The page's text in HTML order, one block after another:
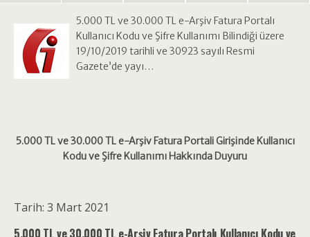
5.000 TL ve 30.000 TL e-Arşiv Fatura Portalı
Kullanıcı Kodu ve Şifre Kullanımı Bilindiği üzere
19/10/2019 tarihli ve 30923 sayılı Resmi
Gazete’de yayı…
5.000 TL ve 30.000 TL e-Arşiv Fatura Portali Girişinde Kullanıcı
Kodu ve Şifre Kullanımı Hakkında Duyuru
Tarih: 3 Mart 2021
5.000 TL ve 30.000 TL e-Arşiv Fatura Portalı Kullanıcı Kodu ve